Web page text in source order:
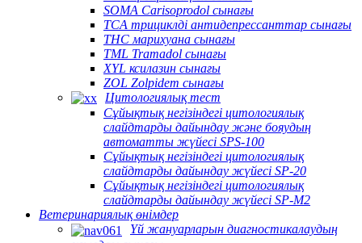
SOMA Carisoprodol сынағы
TCA трициклді антидепрессанттар сынағы
THC марихуана сынағы
TML Tramadol сынағы
XYL ксилазин сынағы
ZOL Zolpidem сынағы
Цитологиялық тест
Сұйықтық негізіндегі цитологиялық
слайдтарды дайындау және бояудың
автоматты жүйесі SPS-100
Сұйықтық негізіндегі цитологиялық
слайдтарды дайындау жүйесі SP-20
Сұйықтық негізіндегі цитологиялық
слайдтарды дайындау жүйесі SP-M2
Ветеринариялық өнімдер
Үй жануарларын диагностикалаудың